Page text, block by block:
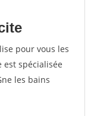
pour vous les
est spécialisée
les bains